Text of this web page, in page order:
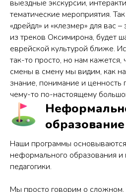
выездные экскурсии,
тематические мероприятия.
«дрейдл» и «клезмер» для вас
из треков Оксимирона, будет
еврейской культурой ближе.
так-то просто, но нам кажется,
смены в смену мы видим, как
знание, понимание и ценность
чему-то по-настоящему
образование
Наши программы
неформального образования и
педагогики.
Мы просто говорим о сложном,